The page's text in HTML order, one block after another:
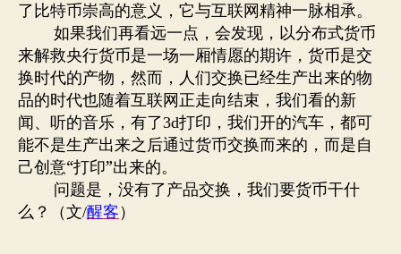
了比特币崇高的意义，它与互联网精神一脉相承。
如果我们再看远一点，会发现，以分布式货币
来解救央行货币是一场一厢情愿的期许，货币是交
换时代的产物，然而，人们交换已经生产出来的物
品的时代也随着互联网正走向结束，我们看的新
闻、听的音乐，有了3d打印，我们开的汽车，都可
能不是生产出来之后通过货币交换而来的，而是自
己创意“打印”出来的。
问题是，没有了产品交换，我们要货币干什
么？（文/醒客 ）